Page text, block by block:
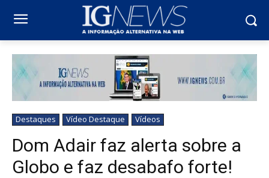
Destaques Vídeo Destaque Vídeos
Dom Adair faz alerta sobre a
Globo e faz desabafo forte!